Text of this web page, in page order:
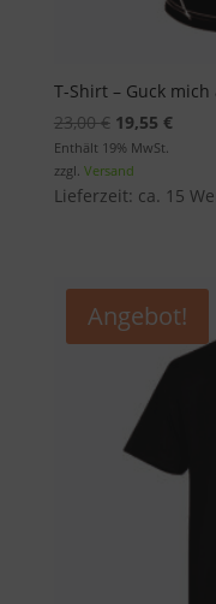
T-Shirt – Guck
23,00€
Preis
war:
23,00 €
19,55 €
Enthält 19% MwSt.
zzgl. Versand
Lieferzeit: ca. 15
Angebot!